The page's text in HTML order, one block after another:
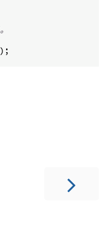
。
) ;